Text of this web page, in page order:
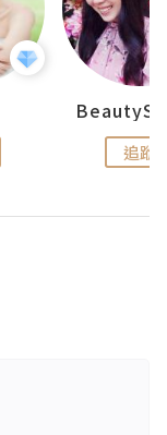
追蹤